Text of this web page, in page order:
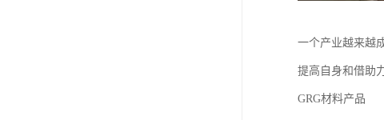
一个产业越来越
提高自身和借助
GRG材料产品